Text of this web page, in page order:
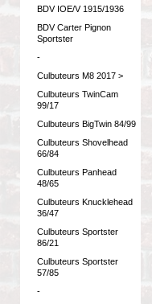
BDV IOE/V 1915/1936
BDV Carter Pignon
Sportster
-
Culbuteurs M8 2017 >
Culbuteurs TwinCam
99/17
Culbuteurs BigTwin 84/99
Culbuteurs Shovelhead
66/84
Culbuteurs Panhead
48/65
Culbuteurs Knucklehead
36/47
Culbuteurs Sportster
86/21
Culbuteurs Sportster
57/85
-